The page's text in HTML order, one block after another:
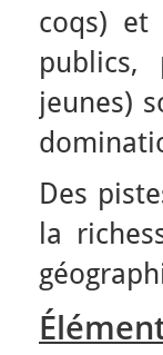
coqs) et
publics,
jeunes)
Des
la